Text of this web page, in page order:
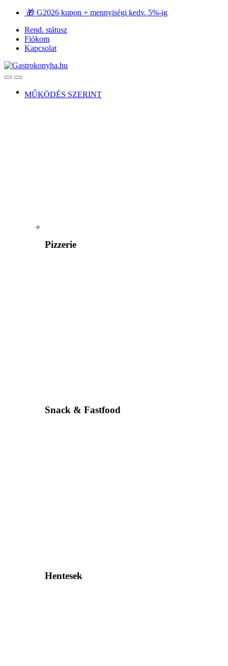
Ugrás
navigációhoz
Ugrás
tartalomra
🎁 G2026 kupon + mennyiségi kedv. 5%-ig
Rend. státusz
Fiókom
Kapcsolat
OpenClose
MŰKÖDÉS SZERINT
Pizzerie
Snack & Fastfood
Hentesek